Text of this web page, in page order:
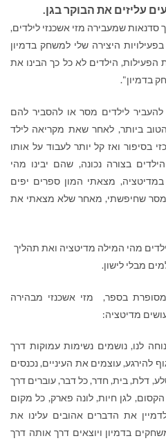
עליזים את הבוקר בגן.
סדנאות שמעבירה מזי אשכנזי לילדים,
היצירה שלי למשחק בדמיון
הילדים לא כל כך הבינו את
בדמיון".
להעביר לילדים מסר או להסביר להם
ביותר, לאחר שאת מקריאה לילד
בסיפור ואז קל יותר לעבוד על אותו
בצורה נכונה, שהם יבינו מהי
מצאתי המון ספרים יפים
שחיפשתי, מאחר שלא מצאתי את
מהי המילה מדיטציה ואת תהליך
מבלי לישון.
בספר, מזי אשכנזי מבהירה
מדיטציה:
לנו, נושמים נשימות עמוקות דרך
להירגע, עוצמים את העיניים, נכנסים
דלת, בית, חדר, כל דבר, עוברים דרך
לגן חיות, לונה פארק, כל מקום
את הדברים אהובים עלינו את
בדמיון ויוצאים דרך אותה דרך